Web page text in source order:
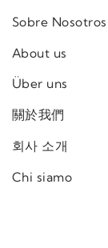
Sobre Nosotros
About us
Über uns
關於我們
회사 소개
Chi siamo